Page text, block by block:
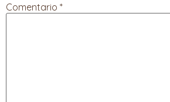
Comentario *